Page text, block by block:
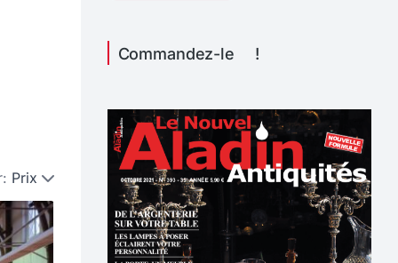
Prix
Commandez-le !